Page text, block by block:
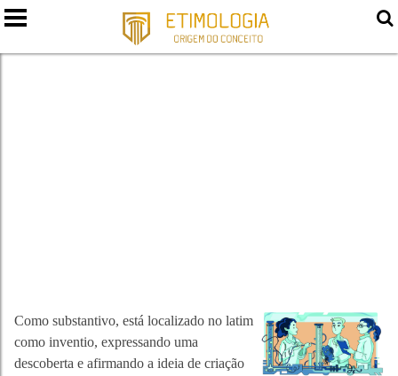
INVENÇÃO
Como substantivo, está localizado no latim
como inventio, expressando uma
descoberta e afirmando a ideia de criação